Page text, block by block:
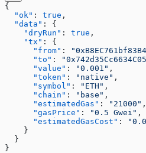
{
  "ok"
: true ,
  "data"
: {
    "dryRun"
: true ,
    "tx"
: {
      "from"
:
      "to"
:
      "value"
: "0.001" ,
      "token"
: "native" ,
      "symbol"
: "ETH" ,
      "chain"
: "base" ,
      "estimatedGas"
: "21000" ,
      "gasPrice"
: "0.5 Gwei" ,
      "estimatedGasCost"
:
    }
  }
}